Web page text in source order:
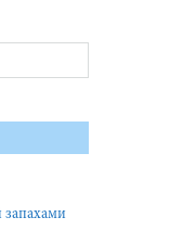
запахами